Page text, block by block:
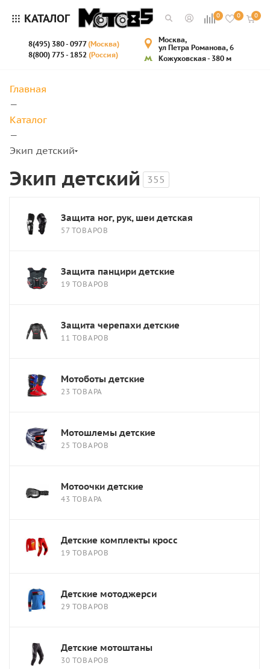
КАТАЛОГ 0 0 0
8(495) 380 - 0977(Москва)
8(800) 775 - 1852 (Россия)
Москва,
ул Петра Романова, 6
Кожуховская - 380 м
Главная
—
Каталог
—
Экип детский
Экип детский 355
Защита ног, рук, шеи детская
57 ТОВАРОВ
Защита панцири детские
19 ТОВАРОВ
Защита черепахи детские
11 ТОВАРОВ
Мотоботы детские
23 ТОВАРА
Мотошлемы детские
25 ТОВАРОВ
Мотоочки детские
43 ТОВАРА
Детские комплекты кросс
19 ТОВАРОВ
Детские мотоджерси
29 ТОВАРОВ
Детские мотоштаны
30 ТОВАРОВ